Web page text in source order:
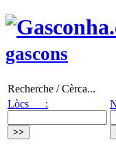
gascons
Recherche / Cèrca...
Lòcs :